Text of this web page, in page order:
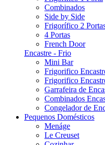
Combinados
Side by Side
Frigorífico 2
4 Portas
French Door
Encastre - Frio
Mini Bar
Frigorifico
Frigorifico
Garrafeira de
Combinados
Congelador de
Pequenos Domésticos
Menáge
Le Creuset